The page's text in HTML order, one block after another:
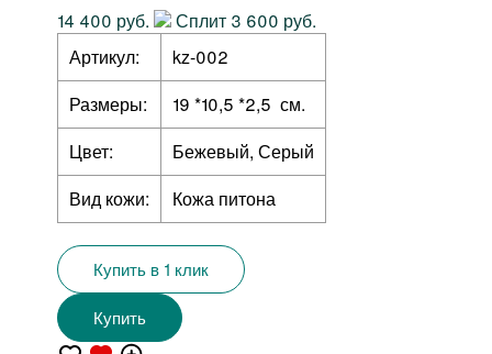
14 400 руб.
Сплит 3 600 руб.
Артикул:
kz-002
Размеры:
19 *10,5 *2,5 см.
Цвет:
Бежевый, Серый
Вид кожи:
Кожа питона
Купить в 1 клик
Купить